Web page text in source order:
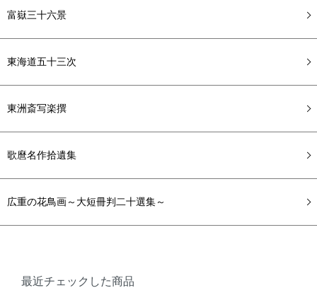
富嶽三十六景
東海道五十三次
東洲斎写楽撰
歌麿名作拾遺集
広重の花鳥画～大短冊判二十選集～
最近チェックした商品